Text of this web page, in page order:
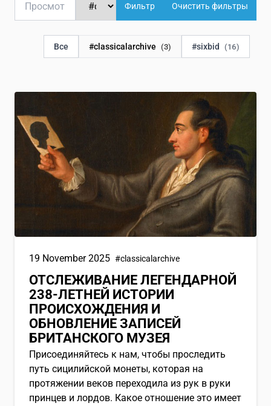
JA
Español ES
Chinese
Фильтр Очистить фильтры
Все #classicalarchive (3) #sixbid (16)
Отслеживание легендарной 238-летней истории
19 November 2025 #classicalarchive
ОТСЛЕЖИВАНИЕ ЛЕГЕНДАРНОЙ
238-ЛЕТНЕЙ ИСТОРИИ
ПРОИСХОЖДЕНИЯ И
ОБНОВЛЕНИЕ ЗАПИСЕЙ
БРИТАНСКОГО МУЗЕЯ
Присоединяйтесь к нам, чтобы проследить
путь сицилийской монеты, которая на
протяжении веков переходила из рук в руки
принцев и лордов. Какое отношение это имеет